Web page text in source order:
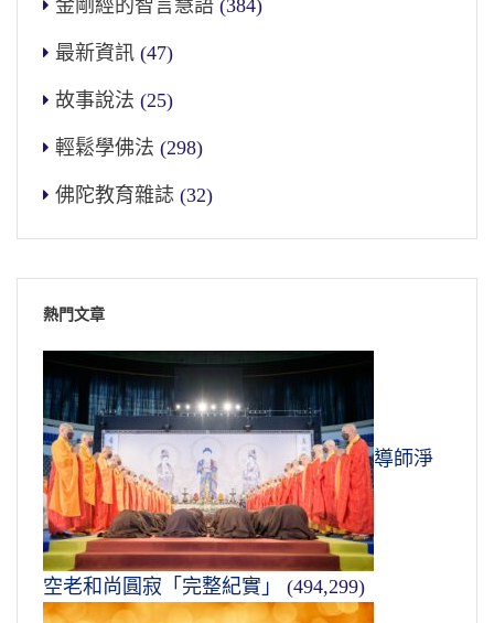
金剛經的智言慧語 (384)
最新資訊 (47)
故事說法 (25)
輕鬆學佛法 (298)
佛陀教育雜誌 (32)
熱門文章
導師淨
空老和尚圓寂「完整紀實」 (494,299)